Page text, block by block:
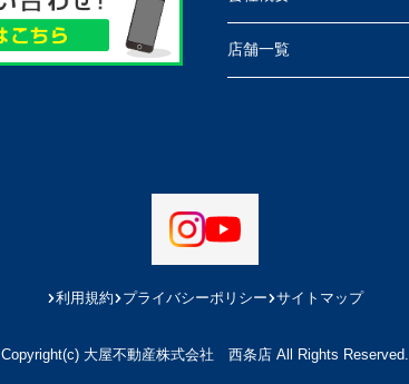
店舗一覧
利用規約 プライバシーポリシー サイトマップ
Copyright(c) 大屋不動産株式会社 西条店 All Rights Reserved.